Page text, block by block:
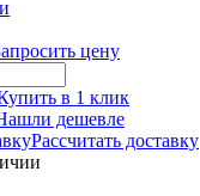
цену
в 1 клик
дешевле
Рассчитать доставку